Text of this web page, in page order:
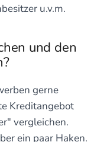
u.v.m.
und den
gerne
Kreditangebot
vergleichen.
ein paar Haken.